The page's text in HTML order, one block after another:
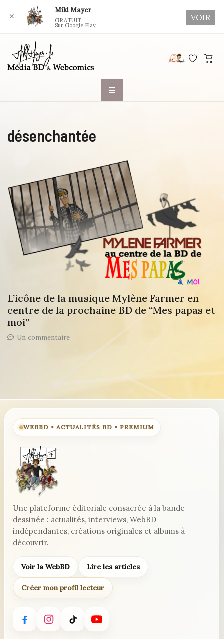
désenchantée
L’icône de la musique Mylène Farmer en
centre de la prochaine BD de “Mes papas et
moi”
Un commentairesur
en
centre
de
la
moi”
WEBBD • ACTUALITÉS BD • PREMIUM
Une plateforme éditoriale consacrée à la bande
dessinée : actualités, interviews, WebBD
indépendantes, créations originales et albums à
découvrir.
Voir la WebBD Lire les articles
Créer mon profil lecteur
✕
Mikl Mayer
GRATUIT
Sur Google Play
VOIR